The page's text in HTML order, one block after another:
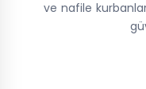
ve nafile